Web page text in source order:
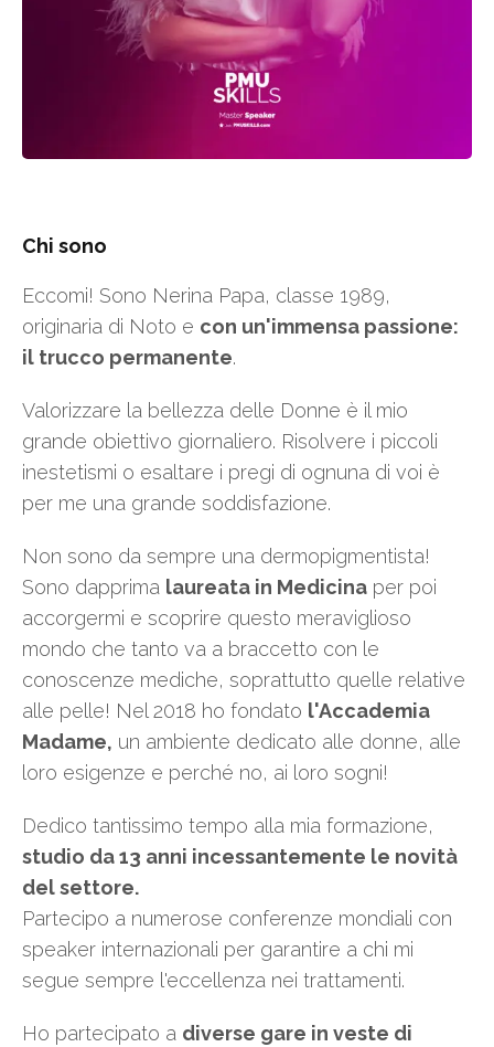
Chi sono
Eccomi! Sono Nerina Papa, classe 1989,
originaria di Noto e con un'immensa passione:
il trucco permanente.
Valorizzare la bellezza delle Donne è il mio
grande obiettivo giornaliero. Risolvere i piccoli
inestetismi o esaltare i pregi di ognuna di voi è
per me una grande soddisfazione.
Non sono da sempre una dermopigmentista!
Sono dapprima laureata in Medicina per poi
accorgermi e scoprire questo meraviglioso
mondo che tanto va a braccetto con le
conoscenze mediche, soprattutto quelle relative
alle pelle! Nel 2018 ho fondato l'Accademia
Madame, un ambiente dedicato alle donne, alle
loro esigenze e perché no, ai loro sogni!
Dedico tantissimo tempo alla mia formazione,
studio da 13 anni incessantemente le novità
del settore.
Partecipo a numerose conferenze mondiali con
speaker internazionali per garantire a chi mi
segue sempre l'eccellenza nei trattamenti.
Ho partecipato a diverse gare in veste di